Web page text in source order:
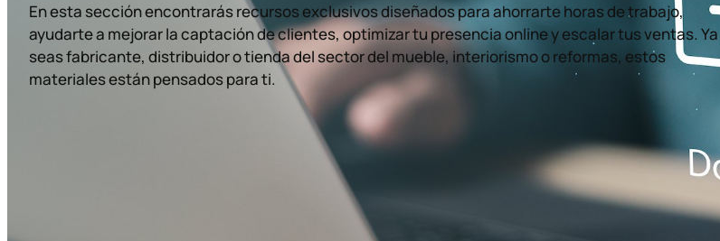
En esta sección encontrarás recursos exclusivos diseñados para ahorrarte horas de trabajo,
ayudarte a mejorar la captación de clientes, optimizar tu presencia online y escalar tus ventas. Ya
seas fabricante, distribuidor o tienda del sector del mueble, interiorismo o reformas, estos
materiales están pensados para ti.